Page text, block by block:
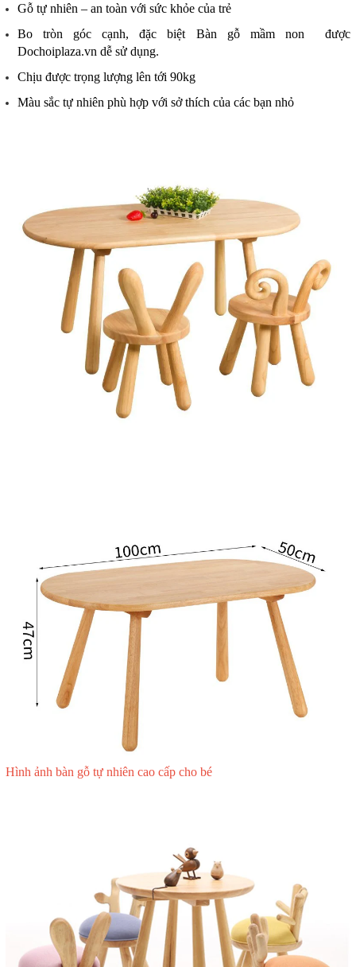
Gỗ tự nhiên – an toàn với sức khỏe của trẻ
Bo tròn góc cạnh, đặc biệt Bàn gỗ mầm non được
Dochoiplaza.vn dễ sử dụng.
Chịu được trọng lượng lên tới 90kg
Màu sắc tự nhiên phù hợp với sở thích của các bạn nhỏ
Hình ảnh bàn gỗ tự nhiên cao cấp cho bé